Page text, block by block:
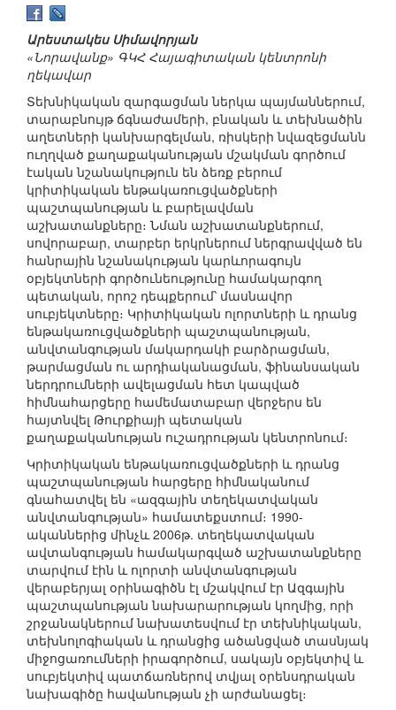
Արեստակես Սիմավորյան
«Նորավանք» ԳԿՀ Հայագիտական կենտրոնի
ղեկավար
Տեխնիկական զարգացման ներկա պայմաններում,
տարաբնույթ ճգնաժամերի, բնական և տեխնածին
աղետների կանխարգելման, ռիսկերի նվազեցմանն
ուղղված քաղաքականության մշակման գործում
էական նշանակություն են ձեռք բերում
կրիտիկական ենթակառուցվածքների
պաշտպանության և բարելավման
աշխատանքները։ Նման աշխատանքներում,
սովորաբար, տարբեր երկրներում ներգրավված են
հանրային նշանակության կարևորագույն
օբյեկտների գործունեությունը համակարգող
պետական, որոշ դեպքերում՝ մասնավոր
սուբյեկտները։ Կրիտիկական ոլորտների և դրանց
ենթակառուցվածքների պաշտպանության,
անվտանգության մակարդակի բարձրացման,
թարմացման ու արդիականացման, ֆինանսական
ներդրումների ավելացման հետ կապված
հիմնահարցերը համեմատաբար վերջերս են
հայտնվել Թուրքիայի պետական
քաղաքականության ուշադրության կենտրոնում։
Կրիտիկական ենթակառուցվածքների և դրանց
պաշտպանության հարցերը հիմնականում
գնահատվել են «ազգային տեղեկատվական
անվտանգության» համատեքստում։ 1990-
ականներից մինչև 2006թ. տեղեկատվական
ավտանգության համակարգված աշխատանքները
տարվում էին և ոլորտի անվտանգության
վերաբերյալ օրինագիծն էլ մշակվում էր Ազգային
պաշտպանության նախարարության կողմից, որի
շրջանակներում նախատեսվում էր տեխնիկական,
տեխնոլոգիական և դրանցից ածանցված տասնյակ
միջոցառումների իրագործում, սակայն օբյեկտիվ և
սուբյեկտիվ պատճառներով տվյալ օրենսդրական
նախագիծը հավանության չի արժանացել։